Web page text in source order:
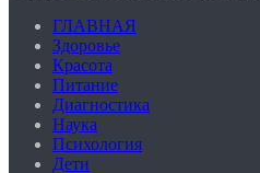
ГЛАВНАЯ
Здоровье
Красота
Питание
Диагностика
Наука
Психология
Дети